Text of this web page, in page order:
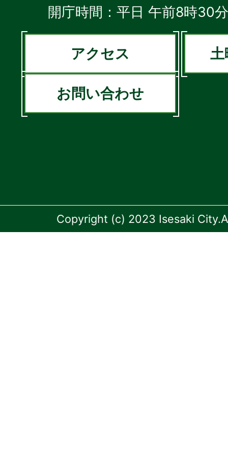
開庁時間：平日 午前8時30
アクセス 土
お問い合わせ
Copyright (c) 2023 Isesaki